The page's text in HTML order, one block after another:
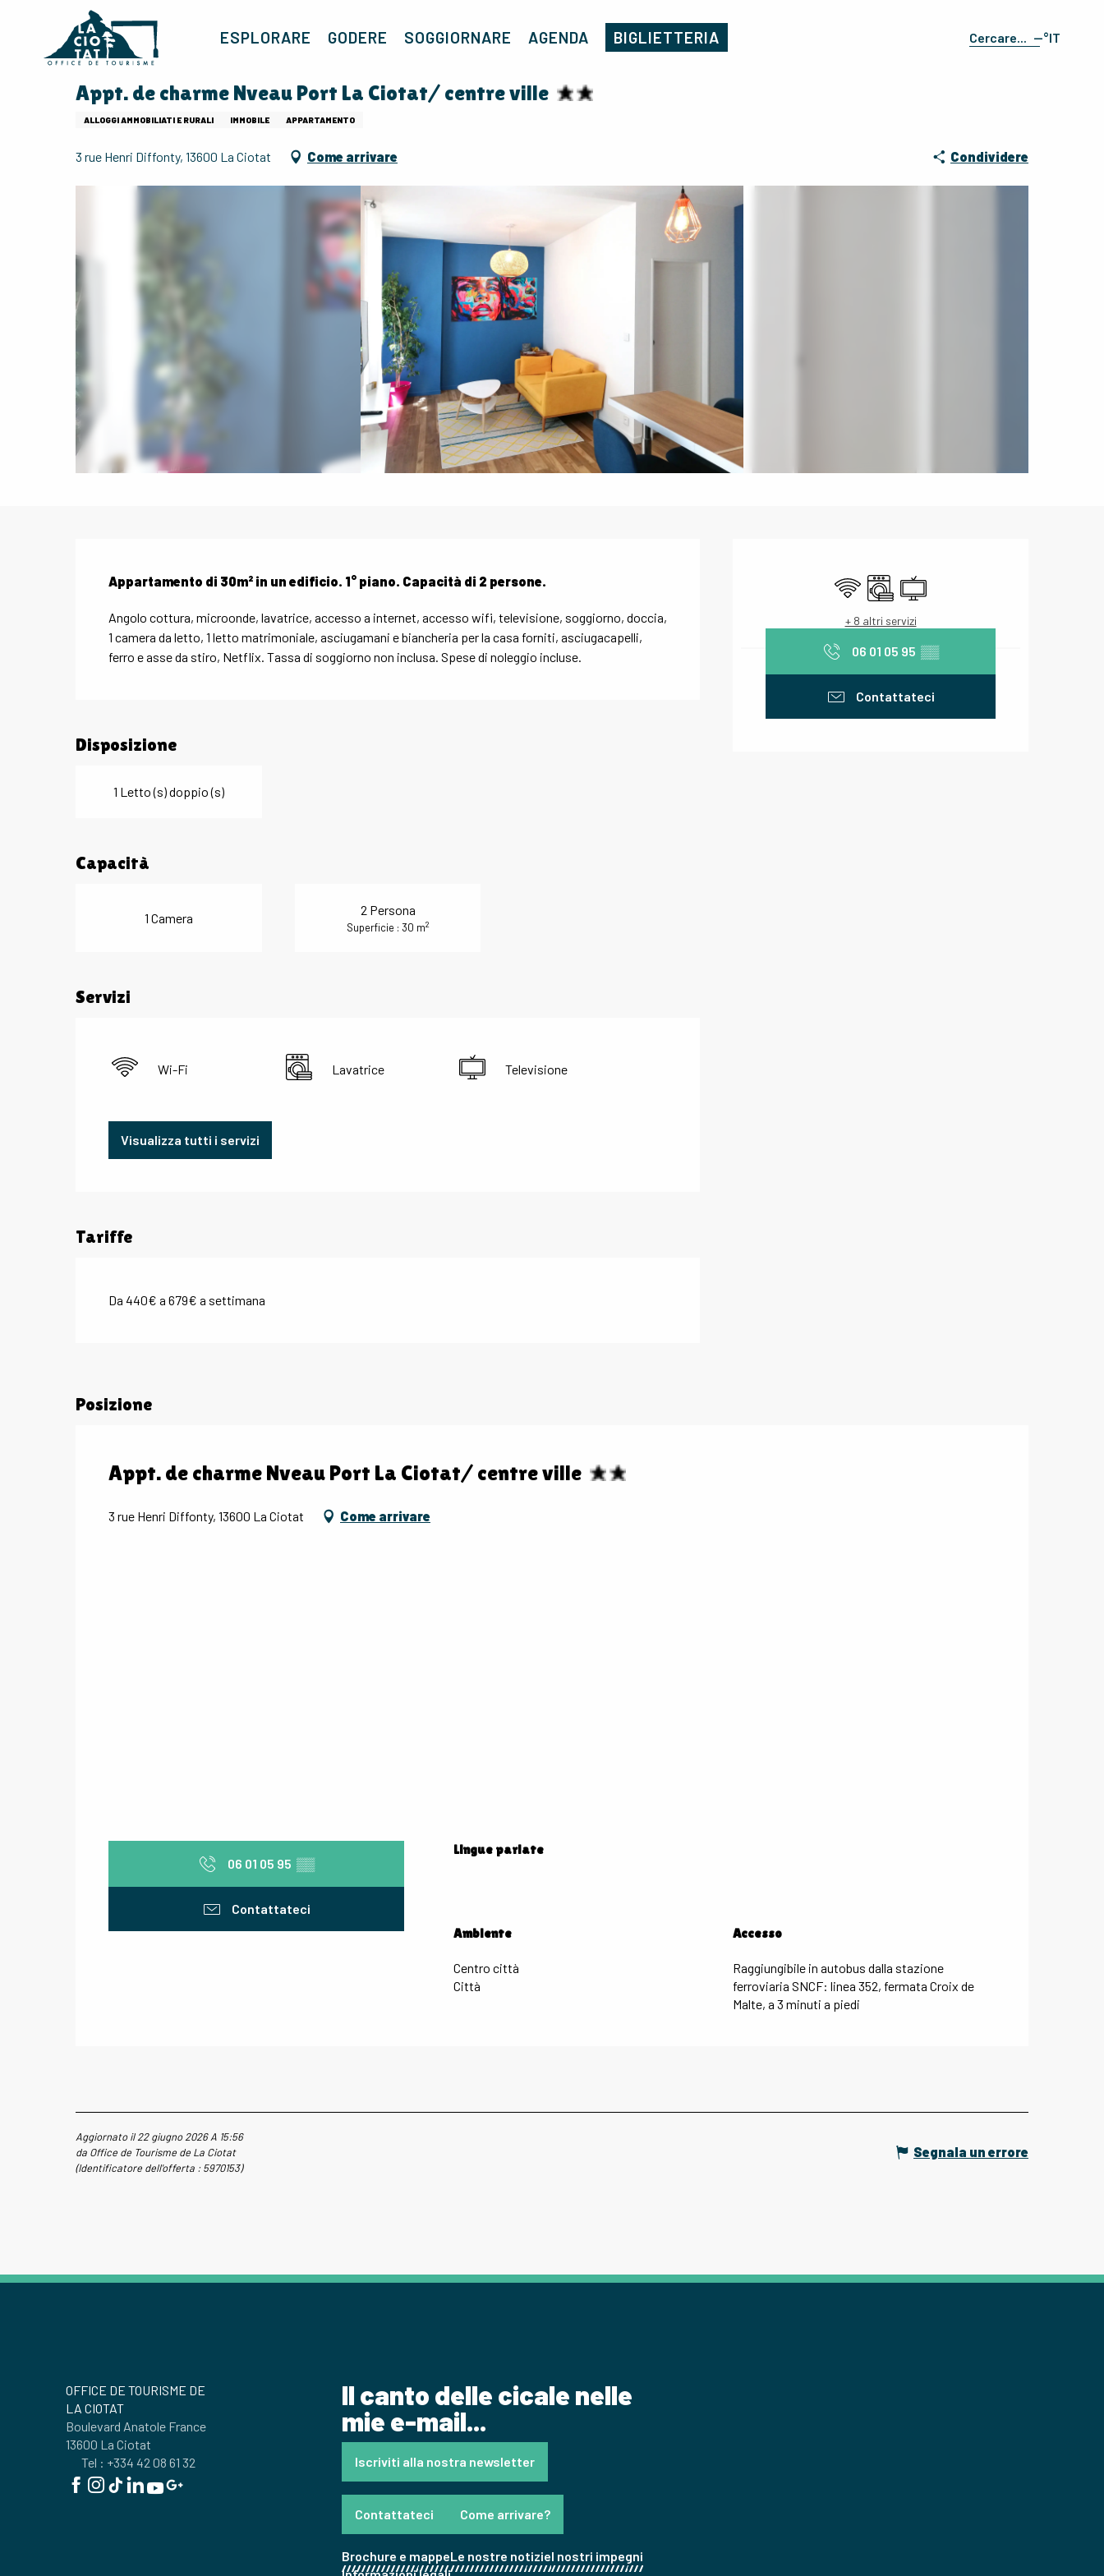
--°IT
ESPLORARE GODERE SOGGIORNARE AGENDA BIGLIETTERIA
Appt. de charme Nveau Port La Ciotat/ centre ville
Appt. de charme Nveau Port La Ciotat/ centre ville
ALLOGGI AMMOBILIATI E RURALI IMMOBILE APPARTAMENTO
3 rue Henri Diffonty, 13600 La Ciotat Come arrivare Condividere
Wi-Fi LavatriceTelevisione
+ 8 altri servizi
06 01 05 95 ▒▒
Contattateci
Appartamento di 30m² in un edificio. 1° piano. Capacità di 2 persone.
Angolo cottura, microonde, lavatrice, accesso a internet, accesso wifi, televisione, soggiorno, doccia,
1 camera da letto, 1 letto matrimoniale, asciugamani e biancheria per la casa forniti, asciugacapelli,
ferro e asse da stiro, Netflix. Tassa di soggiorno non inclusa. Spese di noleggio incluse.
Disposizione
1 Letto (s) doppio (s)
Capacità
1 Camera 2 Persona
Superficie : 30 m2
Servizi
Wi-Fi Lavatrice Televisione
Visualizza tutti i servizi
Tariffe
Da 440€ a 679€ a settimana
Posizione
Appt. de charme Nveau Port La Ciotat/ centre ville
3 rue Henri Diffonty, 13600 La Ciotat Come arrivare
06 01 05 95 ▒▒
Contattateci
Lingue parlate
Lingue parlate
Ambiente
Ambiente
Centro città
Città
Accesso
Accesso
Raggiungibile in autobus dalla stazione
ferroviaria SNCF: linea 352, fermata Croix de
Malte, a 3 minuti a piedi
Aggiornato il 22 giugno 2026 A 15:56
da Office de Tourisme de La Ciotat
(Identificatore dell'offerta :5970153)
Segnala un errore
OFFICE DE TOURISME DE
LA CIOTAT
Boulevard Anatole France
13600 La Ciotat
Tel : +334 42 08 61 32
Il canto delle cicale nelle
mie e-mail...
Iscriviti alla nostra newsletter
Contattateci Come arrivare?
Brochure e mappeLe nostre notizieI nostri impegni